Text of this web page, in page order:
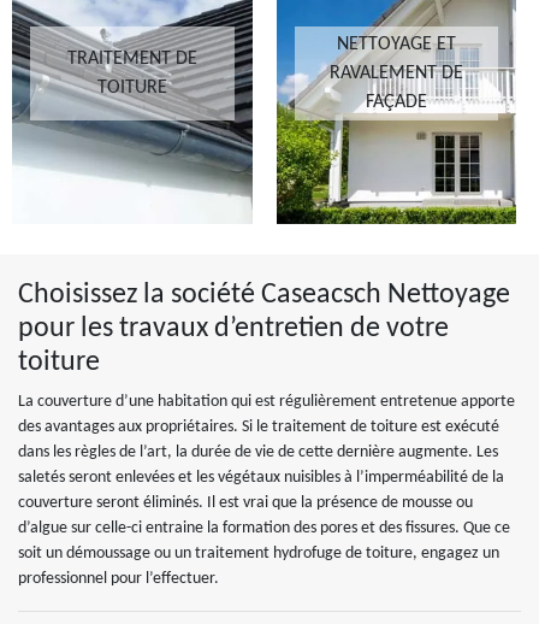
TRAITEMENT DE
TOITURE
NETTOYAGE ET
RAVALEMENT DE
FAÇADE
Choisissez la société Caseacsch Nettoyage
pour les travaux d’entretien de votre
toiture
La couverture d’une habitation qui est régulièrement entretenue apporte
des avantages aux propriétaires. Si le traitement de toiture est exécuté
dans les règles de l’art, la durée de vie de cette dernière augmente. Les
saletés seront enlevées et les végétaux nuisibles à l’imperméabilité de la
couverture seront éliminés. Il est vrai que la présence de mousse ou
d’algue sur celle-ci entraine la formation des pores et des fissures. Que ce
soit un démoussage ou un traitement hydrofuge de toiture, engagez un
professionnel pour l’effectuer.